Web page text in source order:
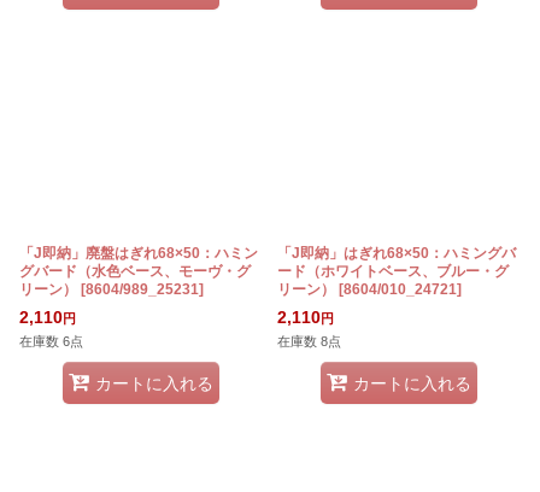
「J即納」廃盤はぎれ68×50：ハミン
グバード（水色ベース、モーヴ・グ
リーン）
[8604/989_25231]
2,110円
在庫数 6点
カートに入れる
「J即納」はぎれ68×50：ハミングバ
ード（ホワイトベース、ブルー・グ
リーン）
[8604/010_24721]
2,110円
在庫数 8点
カートに入れる